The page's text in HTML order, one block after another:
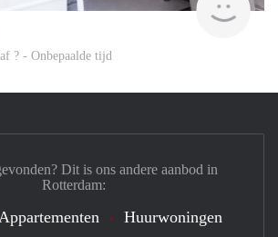
? - Onbepaalde tijd
Dit is ons andere aanbod in
Rotterdam:
Appartementen Huurwoningen